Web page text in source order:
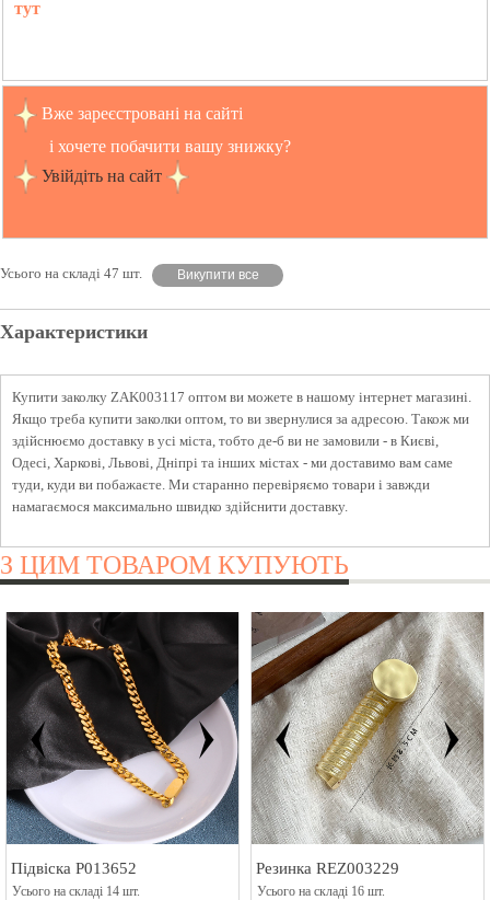
тут
Вже зареєстровані на сайті
і хочете побачити вашу знижку?
Увійдіть на сайт
Усього на складі 47 шт. Викупити все
Характеристики
Купити заколку ZAK003117 оптом ви можете в нашому інтернет магазині.
Якщо треба купити заколки оптом, то ви звернулися за адресою. Також ми
здійснюємо доставку в усі міста, тобто де-б ви не замовили - в Києві,
Одесі, Харкові, Львові, Дніпрі та інших містах - ми доставимо вам саме
туди, куди ви побажаєте. Ми старанно перевіряємо товари і завжди
намагаємося максимально швидко здійснити доставку.
З ЦИМ ТОВАРОМ КУПУЮТЬ
Підвіска P013652
Усього на складі 14 шт.
Резинка REZ003229
Усього на складі 16 шт.